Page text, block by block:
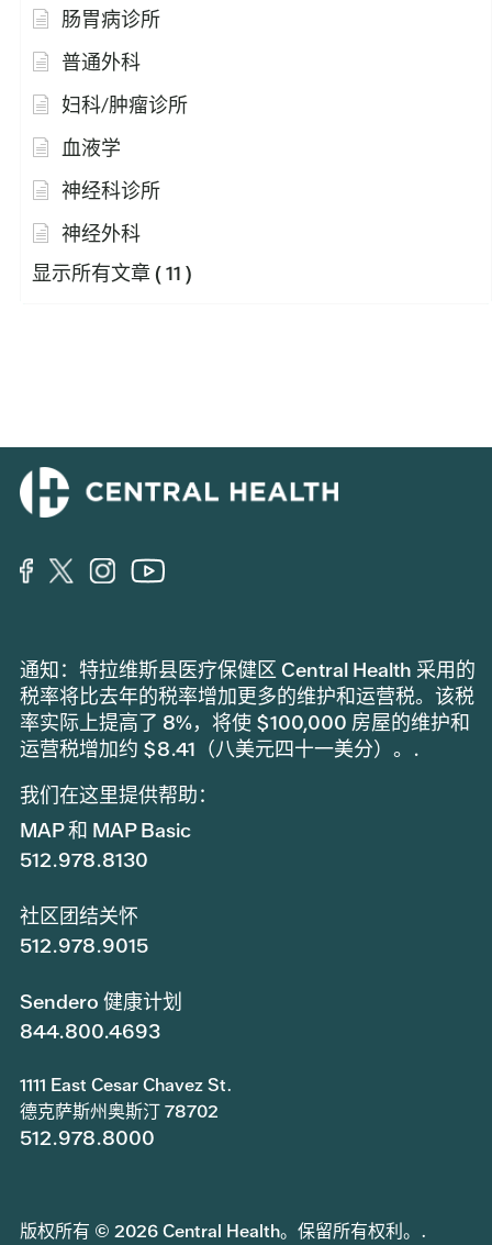
肠胃病诊所
普通外科
妇科/肿瘤诊所
血液学
神经科诊所
神经外科
显示所有文章 ( 11 )
通知：特拉维斯县医疗保健区 Central Health 采用的
税率将比去年的税率增加更多的维护和运营税。该税
率实际上提高了 8%，将使 $100,000 房屋的维护和
运营税增加约 $8.41（八美元四十一美分）。.
我们在这里提供帮助：
MAP 和 MAP Basic
512.978.8130
社区团结关怀
512.978.9015
Sendero 健康计划
844.800.4693
1111 East Cesar Chavez St.
德克萨斯州奥斯汀 78702
512.978.8000
版权所有 © 2026 Central Health。保留所有权利。.